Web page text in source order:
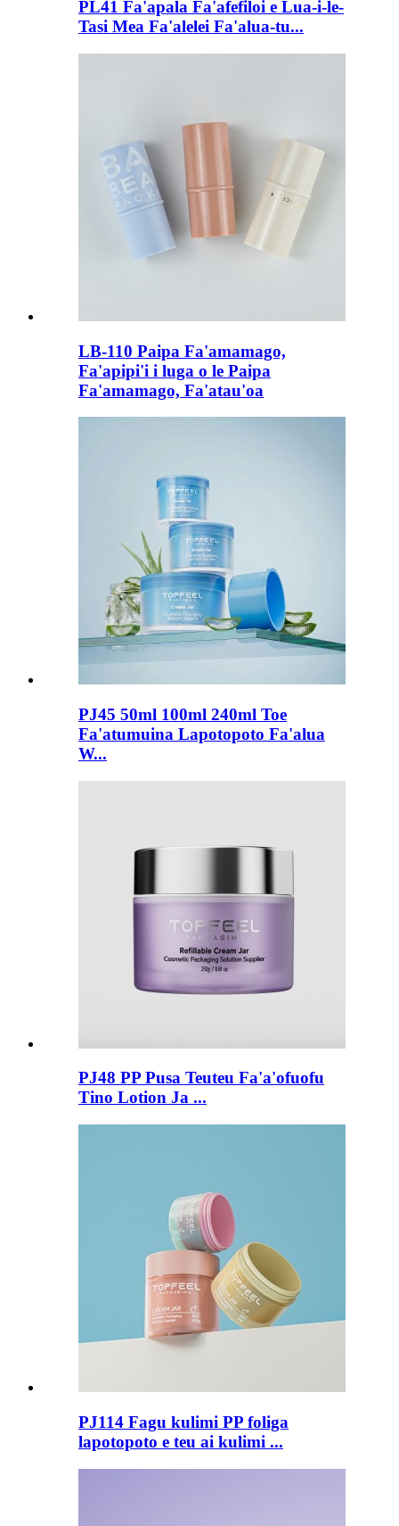
PL41 Fa'apala Fa'afefiloi e Lua-i-le-
Tasi Mea Fa'alelei Fa'alua-tu...
LB-110 Paipa Fa'amamago,
Fa'apipi'i i luga o le Paipa
Fa'amamago, Fa'atau'oa
PJ45 50ml 100ml 240ml Toe
Fa'atumuina Lapotopoto Fa'alua
W...
PJ48 PP Pusa Teuteu Fa'a'ofuofu
Tino Lotion Ja ...
PJ114 Fagu kulimi PP foliga
lapotopoto e teu ai kulimi ...